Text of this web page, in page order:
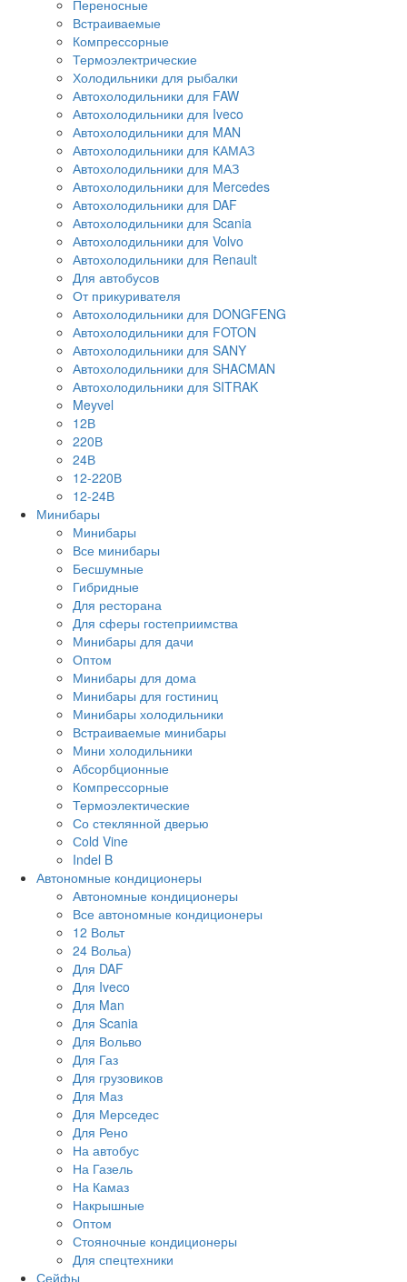
Переносные
Встраиваемые
Компрессорные
Термоэлектрические
Холодильники для рыбалки
Автохолодильники для FAW
Автохолодильники для Iveco
Автохолодильники для MAN
Автохолодильники для КАМАЗ
Автохолодильники для МАЗ
Автохолодильники для Mercedes
Автохолодильники для DAF
Автохолодильники для Scania
Автохолодильники для Volvo
Автохолодильники для Renault
Для автобусов
От прикуривателя
Автохолодильники для DONGFENG
Автохолодильники для FOTON
Автохолодильники для SANY
Автохолодильники для SHACMAN
Автохолодильники для SITRAK
Meyvel
12В
220В
24В
12-220В
12-24В
Минибары
Минибары
Все минибары
Бесшумные
Гибридные
Для ресторана
Для сферы гостеприимства
Минибары для дачи
Оптом
Минибары для дома
Минибары для гостиниц
Минибары холодильники
Встраиваемые минибары
Мини холодильники
Абсорбционные
Компрессорные
Термоэлектические
Со стеклянной дверью
Сold Vine
Indel B
Автономные кондиционеры
Автономные кондиционеры
Все автономные кондиционеры
12 Вольт
24 Вольа)
Для DAF
Для Iveco
Для Man
Для Scania
Для Вольво
Для Газ
Для грузовиков
Для Маз
Для Мерседес
Для Рено
На автобус
На Газель
На Камаз
Накрышные
Оптом
Стояночные кондиционеры
Для спецтехники
Сейфы